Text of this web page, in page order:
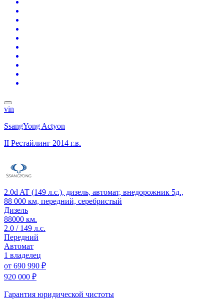
vin
SsangYong Actyon
II Рестайлинг 2014 г.в.
2.0d AT (149 л.с.), дизель, автомат, внедорожник 5д.,
88 000 км, передний, серебристый
Дизель
88000 км.
2.0 / 149 л.с.
Передний
Автомат
1 владелец
от 690 990 ₽
920 000 ₽
Гарантия юридической чистоты